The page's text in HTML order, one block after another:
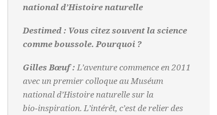
national d’Histoire naturelle
Destimed : Vous citez souvent la science
comme boussole. Pourquoi ?
Gilles Bœuf :L’aventure commence en 2011
avec un premier colloque au Muséum
national d’Histoire naturelle sur la
bio‑inspiration. L’intérêt, c’est de relier des